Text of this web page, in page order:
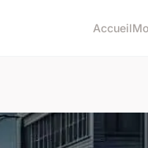
Accueil